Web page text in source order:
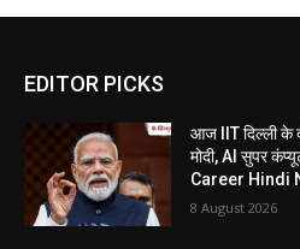
EDITOR PICKS
आज IIT दिल्ली के
मोदी, AI सुपर
Career Hindi
8 August 2026